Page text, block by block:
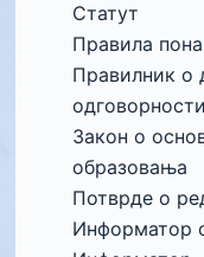
Статут
Правила
Правилник о
одговорности
Закон о
образовања
Потврде о
Информатор